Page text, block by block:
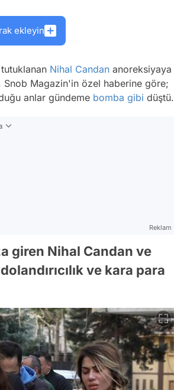
ekleyin
Nihal Candan anoreksiyaya
Magazin'in özel haberine göre;
anlar gündeme bomba gibi düştü.
Reklam
giren Nihal Candan ve
ve kara para